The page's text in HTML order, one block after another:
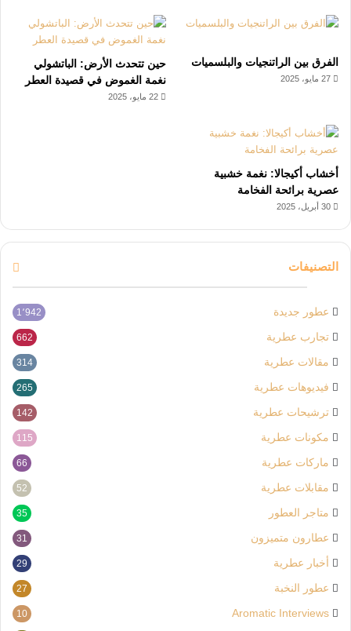
الفرق بين الراتنجيات والبلسميات
27 مايو، 2025
حين تتحدث الأرض: الباتشولي
نغمة الغموض في قصيدة العطر
22 مايو، 2025
أخشاب أكيجالا: نغمة خشبية
عصرية برائحة الفخامة
30 أبريل، 2025
التصنيفات
عطور جديدة 1٬942
تجارب عطرية 662
مقالات عطرية 314
فيديوهات عطرية 265
ترشيحات عطرية 142
مكونات عطرية 115
ماركات عطرية 66
مقابلات عطرية 52
متاجر العطور 35
عطارون متميزون 31
أخبار عطرية 29
عطور النخبة 27
Aromatic Interviews
10